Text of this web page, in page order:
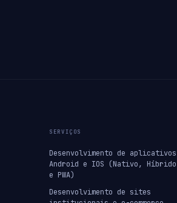
SERVIÇOS
Desenvolvimento de aplicativos
Android e IOS (Nativo, Híbrido
e PWA)
Desenvolvimento de sites